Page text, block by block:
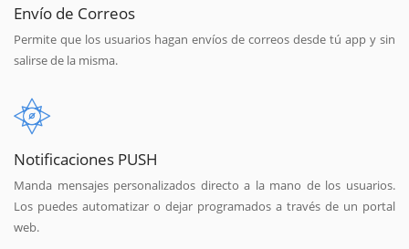
Envío de Correos
Permite que los usuarios hagan envíos de correos desde tú app y sin
salirse de la misma.
Notificaciones PUSH
Manda mensajes personalizados directo a la mano de los usuarios.
Los puedes automatizar o dejar programados a través de un portal
web.